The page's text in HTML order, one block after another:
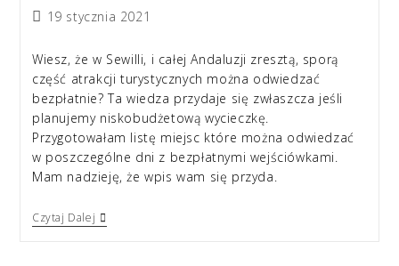
19 stycznia 2021
Wiesz, że w Sewilli, i całej Andaluzji zresztą, sporą
część atrakcji turystycznych można odwiedzać
bezpłatnie? Ta wiedza przydaje się zwłaszcza jeśli
planujemy niskobudżetową wycieczkę.
Przygotowałam listę miejsc które można odwiedzać
w poszczególne dni z bezpłatnymi wejściówkami.
Mam nadzieję, że wpis wam się przyda.
Czytaj Dalej